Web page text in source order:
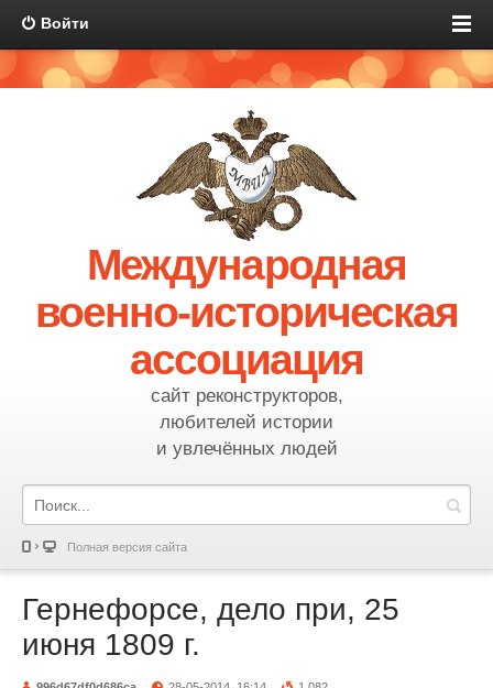
Войти
Международная
военно-историческая
ассоциация
сайт реконструкторов,
любителей истории
и увлечённых людей
Полная версия сайта
Гернефорсе, дело при, 25
июня 1809 г.